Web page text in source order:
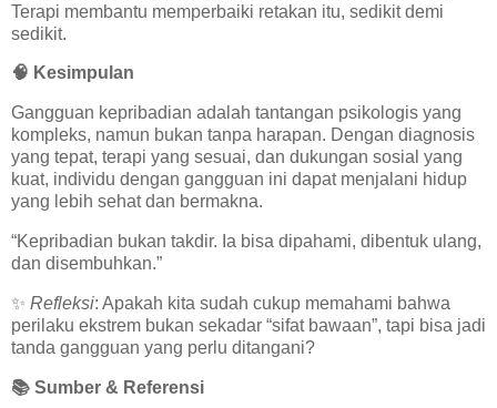
Terapi membantu memperbaiki retakan itu, sedikit demi
sedikit.
🧠 Kesimpulan
Gangguan kepribadian adalah tantangan psikologis yang
kompleks, namun bukan tanpa harapan. Dengan diagnosis
yang tepat, terapi yang sesuai, dan dukungan sosial yang
kuat, individu dengan gangguan ini dapat menjalani hidup
yang lebih sehat dan bermakna.
“Kepribadian bukan takdir. Ia bisa dipahami, dibentuk ulang,
dan disembuhkan.”
✨ Refleksi: Apakah kita sudah cukup memahami bahwa
perilaku ekstrem bukan sekadar “sifat bawaan”, tapi bisa jadi
tanda gangguan yang perlu ditangani?
📚 Sumber & Referensi